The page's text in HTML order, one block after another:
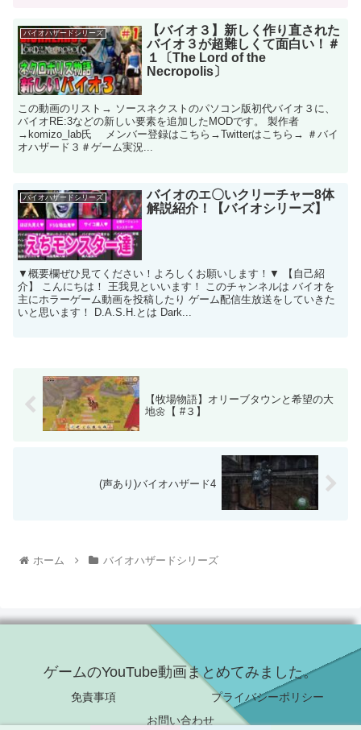
バイオハザードシリーズ
【バイオ３】新しく作り直された
バイオ３が超難しくて面白い！＃
１〔The Lord of the
Necropolis〕
この動画のリスト→ ソースネクストのパソコン版初代バイオ３に、
バイオRE:3などの新しい要素を追加したMODです。 製作者
→komizo_lab氏 メンバー登録はこちら→​​​ Twitterはこちら→ ＃バイ
オハザード３＃ゲーム実況​...
バイオハザードシリーズ
バイオのエ〇いクリーチャー8体
解説紹介！【バイオシリーズ】
▼概要欄ぜひ見てください！よろしくお願いします！▼ 【自己紹
介】 こんにちは！ 王我見といいます！ このチャンネルは バイオを
主にホラーゲーム動画を投稿したり ゲーム配信生放送をしていきた
いと思います！ D.A.S.H.とは Dark...
【牧場物語】オリーブタウンと希望の大
地🌼【 #３】
(声あり)バイオハザード4
ホーム バイオハザードシリーズ
ゲームのYouTube動画まとめてみました。
免責事項
プライバシーポリシー
お問い合わせ